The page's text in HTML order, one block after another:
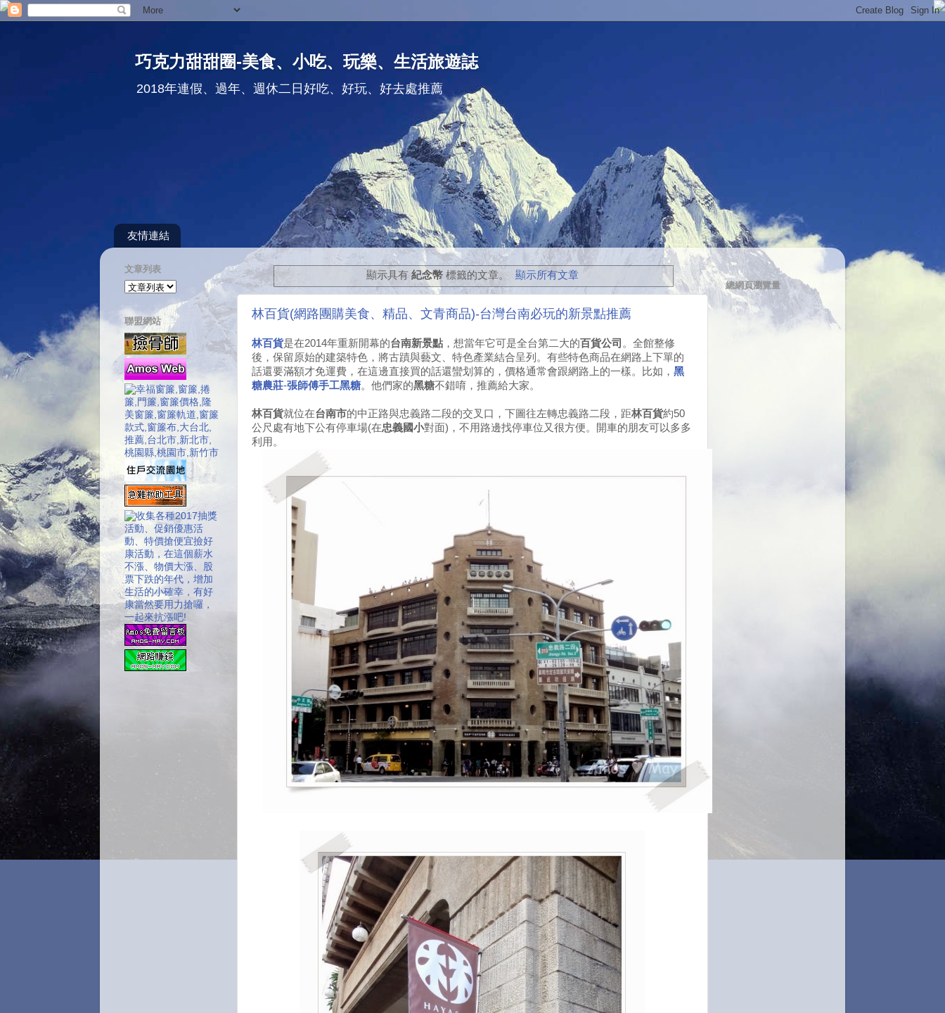
巧克力甜甜圈-美食、小吃、玩樂、生活旅遊誌
2018年連假、過年、週休二日好吃、好玩、好去處推薦
友情連結
顯示具有 紀念幣標籤的文章。 顯示所有文章
林百貨(網路團購美食、精品、文青商品)-台灣台南必玩的新景點推薦
林百貨是在2014年重新開幕的台南新景點 ，想當年它可是全台第二大的百貨公司 。全館整修
後，保留原始的建築特色，將古蹟與藝文、特色產業結合呈列。有些特色商品在網路上下單的
話還要滿額才免運費，在這邊直接買的話還蠻划算的，價格通常會跟網路上的一樣。比如， 黑
糖農莊-張師傅手工黑糖。他們家的黑糖不錯唷，推薦給大家。
林百貨就位在台南市的中正路與忠義路二段的交叉口，下圖往左轉忠義路二段，距林百貨約50
公尺處有地下公有停車場(在忠義國小對面)，不用路邊找停車位又很方便。開車的朋友可以多多
利用。
文章列表
聯盟網站
總網頁瀏覽量